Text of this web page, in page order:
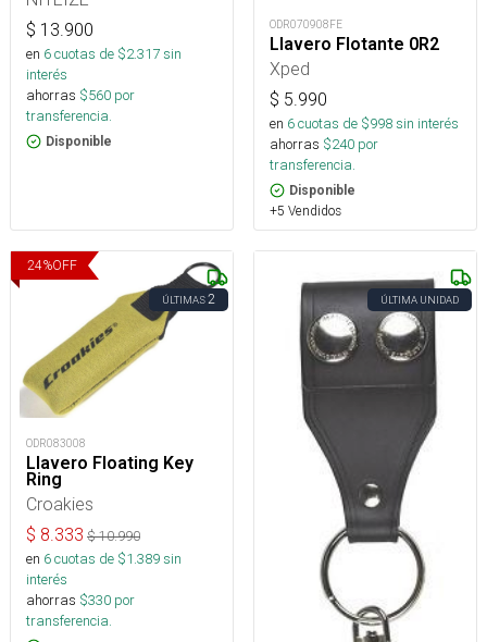
$ 13.900
en 6cuotas de $2.317sin
interés
ahorras $560 por
transferencia.
Disponible
ODR070908FE
Llavero Flotante 0R2
Xped
$ 5.990
en 6cuotas de $998sin interés
ahorras $240 por
transferencia.
Disponible
+5 Vendidos
24%OFF
ÚLTIMAS2
ODR083008
Llavero Floating Key
Ring
Croakies
$ 8.333 $10.990
en 6cuotas de $1.389sin
interés
ahorras $330 por
transferencia.
ÚLTIMA UNIDAD